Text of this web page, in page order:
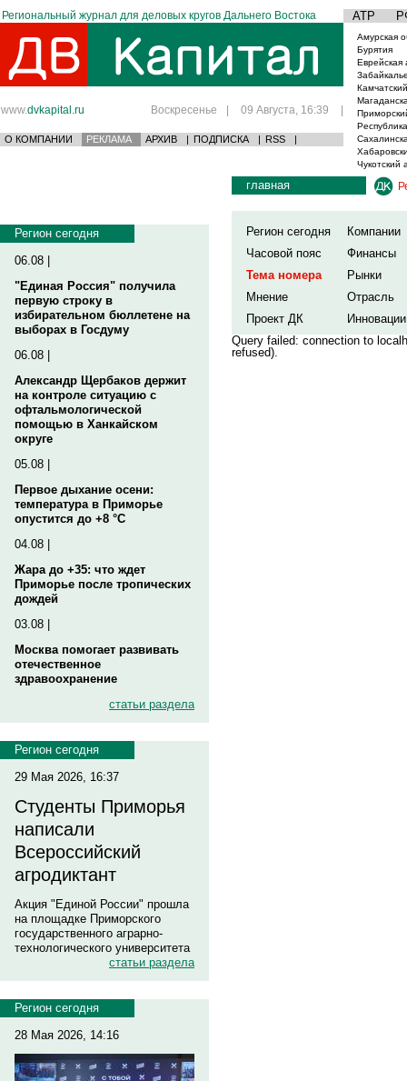
Региональный журнал для деловых кругов Дальнего Востока АТР
www.dvkapital.ru Воскресенье | 09 Августа, 16:39 |
О КОМПАНИИ РЕКЛАМА АРХИВ | ПОДПИСКА | RSS |
Амурская
Бурятия
Еврейская
Чукотский
Регион сегодня
06.08 |
"Единая Россия" получила
первую строку в
избирательном бюллетене на
выборах в Госдуму
06.08 |
Александр Щербаков держит
на контроле ситуацию с
офтальмологической
помощью в Ханкайском
округе
05.08 |
Первое дыхание осени:
температура в Приморье
опустится до +8 °C
04.08 |
Жара до +35: что ждет
Приморье после тропических
дождей
03.08 |
Москва помогает развивать
отечественное
здравоохранение
статьи раздела
Регион сегодня
29 Мая 2026, 16:37
Студенты Приморья
написали
Всероссийский
агродиктант
Акция "Единой России" прошла
на площадке Приморского
государственного аграрно-
технологического университета
статьи раздела
Регион сегодня
28 Мая 2026, 14:16
главная
Регион сегодня
Компании
Часовой пояс
Финансы
Тема номера
Рынки
Мнение
Отрасль
Проект ДК
Инновации
Query failed: connection to
refused).